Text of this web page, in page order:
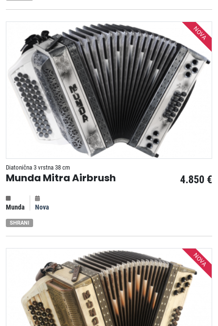
NOVA
Diatonična 3 vrstna 38 cm
4.850 €
Munda Mitra Airbrush
Munda Nova
SHRANI
NOVA